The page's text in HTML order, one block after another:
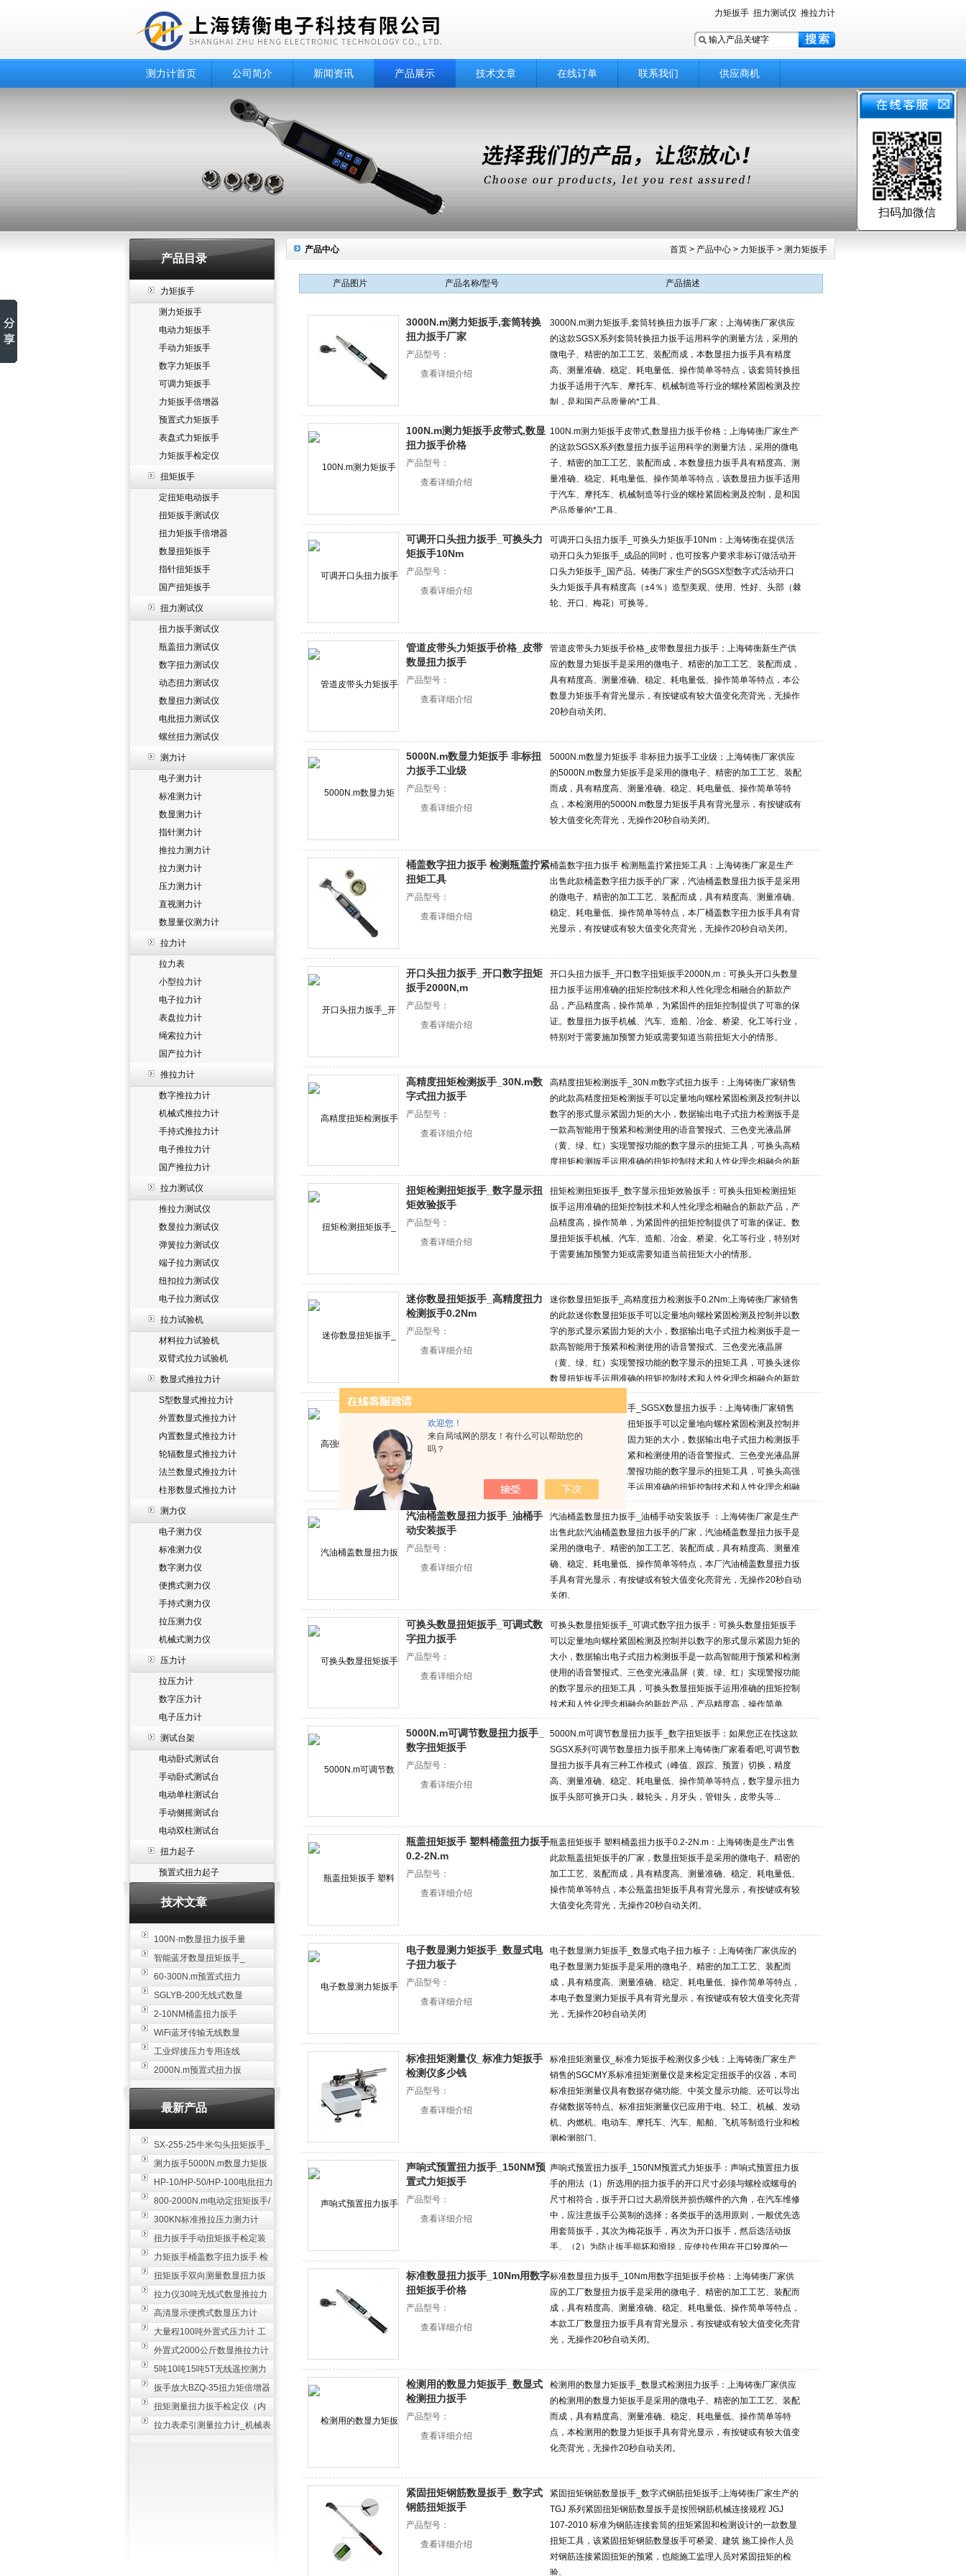
欢迎您！
来自局域网的朋友！有什么可以帮助您的
吗？
力矩扳手 扭力测试仪 推拉力计
测力计首页 公司简介 新闻资讯 产品展示 技术文章 在线订单 联系我们 供应商机
产品目录
力矩扳手
测力矩扳手
电动力矩扳手
手动力矩扳手
数字力矩扳手
可调力矩扳手
力矩扳手倍增器
预置式力矩扳手
表盘式力矩扳手
力矩扳手检定仪
扭矩扳手
定扭矩电动扳手
扭矩扳手测试仪
扭力矩扳手倍增器
数显扭矩扳手
指针扭矩扳手
国产扭矩扳手
扭力测试仪
扭力扳手测试仪
瓶盖扭力测试仪
数字扭力测试仪
动态扭力测试仪
数显扭力测试仪
电批扭力测试仪
螺丝扭力测试仪
测力计
电子测力计
标准测力计
数显测力计
指针测力计
推拉力测力计
拉力测力计
压力测力计
直视测力计
数显量仪测力计
拉力计
拉力表
小型拉力计
电子拉力计
表盘拉力计
绳索拉力计
国产拉力计
推拉力计
数字推拉力计
机械式推拉力计
手持式推拉力计
电子推拉力计
国产推拉力计
拉力测试仪
推拉力测试仪
数显拉力测试仪
弹簧拉力测试仪
端子拉力测试仪
纽扣拉力测试仪
电子拉力测试仪
拉力试验机
材料拉力试验机
双臂式拉力试验机
数显式推拉力计
S型数显式推拉力计
外置数显式推拉力计
内置数显式推拉力计
轮辐数显式推拉力计
法兰数显式推拉力计
柱形数显式推拉力计
测力仪
电子测力仪
标准测力仪
数字测力仪
便携式测力仪
手持式测力仪
拉压测力仪
机械式测力仪
压力计
拉压力计
数字压力计
电子压力计
测试台架
电动卧式测试台
手动卧式测试台
电动单柱测试台
手动侧摇测试台
电动双柱测试台
扭力起子
预置式扭力起子
技术文章
100N·m数显扭力扳手量
程 高精度可调数字扭矩
工具 测力扳手厂家
智能蓝牙数显扭矩扳手_
模拟量/蓝牙传输/WIFI输
出/无线扭力扳手厂家
60-300N.m预置式扭力
扳手 SGTG-300预制扭
矩扳手高精度厂家
SGLYB-200无线式数显
扭矩扳手 40-200N.m可
连手机电脑蓝牙扭力扳
手厂家
2-10NM桶盖扭力扳手
油桶盖数显扭矩工具 手
动电子力矩扳手厂家
WiFi蓝牙传输无线数显
扭力扳手 100N.m远距无
线传输数显扭矩紧固扳
手厂家
工业焊接压力专用连线
式推拉力计 200N.m焊点
压力微型传感器测力仪
厂家
2000N.m预置式扭力扳
手 可调扭矩定值扭矩扳
手 安装专用力矩扳手厂
最新产品
SX-255-25牛米勾头扭矩扳手_
螺栓紧固扭力扳手
测力扳手5000N.m数显力矩扳
手 非标扭力扳手工业级
HP-10/HP-50/HP-100电批扭力
测试仪,测量仪
800-2000N.m电动定扭矩扳手/
扭矩电动扳手
300KN标准推拉压力测力计
_0.3级数显压力仪
扭力扳手手动扭矩扳手检定装
置 50-100N扳手测量仪器
力矩扳手桶盖数字扭力扳手 检
测瓶盖拧紧扭矩工具
扭矩扳手双向测量数显扭力扳
手 2000N,m力矩扳手价格
拉力仪30吨无线式数显推拉力
计 数字显示测力计80T
高清显示便携式数显压力计
300N500n_手持电子测力计
大量程100吨外置式压力计 工
业用数显测力计价格
外置式2000公斤数显推拉力计
_数字拉力压力测试仪
5吨10吨15吨5T无线遥控测力
计_带遥控电子拉力计数显式
扳手放大BZQ-35扭力矩倍增器
_3500牛米扭力倍力器仪
扭矩测量扭力扳手检定仪（内
置打印） 扭矩检验仪器
拉力表牵引测量拉力计_机械表
首页 > 产品中心 > 力矩扳手 > 测力矩扳手
产品中心
产品图片 产品名称/型号 产品描述
3000N.m测力矩扳手,套筒转换
扭力扳手厂家
产品型号：
查看详细介绍
3000N.m测力矩扳手,套筒转换扭力扳手厂家；上海铸衡厂家供应
的这款SGSX系列套筒转换扭力扳手运用科学的测量方法，采用的
微电子、精密的加工工艺、装配而成，本数显扭力扳手具有精度
高、测量准确、稳定、耗电量低、操作简单等特点，该套筒转换扭
力扳手适用于汽车、摩托车、机械制造等行业的螺栓紧固检测及控
制，是和国产品质量的*工具。
100N.m测力矩扳手皮带式,数显
扭力扳手价格
产品型号：
查看详细介绍
100N.m测力矩扳手皮带式,数显扭力扳手价格；上海铸衡厂家生产
的这款SGSX系列数显扭力扳手运用科学的测量方法，采用的微电
子、精密的加工工艺、装配而成，本数显扭力扳手具有精度高、测
量准确、稳定、耗电量低、操作简单等特点，该数显扭力扳手适用
于汽车、摩托车、机械制造等行业的螺栓紧固检测及控制，是和国
产品质量的*工具。
可调开口头扭力扳手_可换头力
矩扳手10Nm
产品型号：
查看详细介绍
可调开口头扭力扳手_可换头力矩扳手10Nm：上海铸衡在提供活
动开口头力矩扳手_成品的同时，也可按客户要求非标订做活动开
口头力矩扳手_国产品。铸衡厂家生产的SGSX型数字式活动开口
头力矩扳手具有精度高（±4％）造型美观、使用、性好、头部（棘
轮、开口、梅花）可换等。
管道皮带头力矩扳手价格_皮带
数显扭力扳手
产品型号：
查看详细介绍
管道皮带头力矩扳手价格_皮带数显扭力扳手；上海铸衡新生产供
应的数显力矩扳手是采用的微电子、精密的加工工艺、装配而成，
具有精度高、测量准确、稳定、耗电量低、操作简单等特点，本公
数显力矩扳手有背光显示，有按键或有较大值变化亮背光，无操作
20秒自动关闭。
5000N.m数显力矩扳手 非标扭
力扳手工业级
产品型号：
查看详细介绍
5000N.m数显力矩扳手 非标扭力扳手工业级；上海铸衡厂家供应
的5000N.m数显力矩扳手是采用的微电子、精密的加工工艺、装配
而成，具有精度高、测量准确、稳定、耗电量低、操作简单等特
点，本检测用的5000N.m数显力矩扳手具有背光显示，有按键或有
较大值变化亮背光，无操作20秒自动关闭。
桶盖数字扭力扳手 检测瓶盖拧紧
扭矩工具
产品型号：
查看详细介绍
桶盖数字扭力扳手 检测瓶盖拧紧扭矩工具：上海铸衡厂家是生产
出售此款桶盖数字扭力扳手的厂家，汽油桶盖数显扭力扳手是采用
的微电子、精密的加工工艺、装配而成，具有精度高、测量准确、
稳定、耗电量低、操作简单等特点，本厂桶盖数字扭力扳手具有背
光显示，有按键或有较大值变化亮背光，无操作20秒自动关闭。
开口头扭力扳手_开口数字扭矩
扳手2000N,m
产品型号：
查看详细介绍
开口头扭力扳手_开口数字扭矩扳手2000N,m：可换头开口头数显
扭力扳手运用准确的扭矩控制技术和人性化理念相融合的新款产
品，产品精度高，操作简单，为紧固件的扭矩控制提供了可靠的保
证。数显扭力扳手机械、汽车、造船、冶金、桥梁、化工等行业，
特别对于需要施加预警力矩或需要知道当前扭矩大小的情形。
高精度扭矩检测扳手_30N.m数
字式扭力扳手
产品型号：
查看详细介绍
高精度扭矩检测扳手_30N.m数字式扭力扳手：上海铸衡厂家销售
的此款高精度扭矩检测扳手可以定量地向螺栓紧固检测及控制并以
数字的形式显示紧固力矩的大小，数据输出电子式扭力检测扳手是
一款高智能用于预紧和检测使用的语音警报式、三色变光液晶屏
（黄、绿、红）实现警报功能的数字显示的扭矩工具，可换头高精
度扭矩检测扳手运用准确的扭矩控制技术和人性化理念相融合的新
款产品
扭矩检测扭矩扳手_数字显示扭
矩效验扳手
产品型号：
查看详细介绍
扭矩检测扭矩扳手_数字显示扭矩效验扳手：可换头扭矩检测扭矩
扳手运用准确的扭矩控制技术和人性化理念相融合的新款产品，产
品精度高，操作简单，为紧固件的扭矩控制提供了可靠的保证。数
显扭矩扳手机械、汽车、造船、冶金、桥梁、化工等行业，特别对
于需要施加预警力矩或需要知道当前扭矩大小的情形。
迷你数显扭矩扳手_高精度扭力
检测扳手0.2Nm
产品型号：
查看详细介绍
迷你数显扭矩扳手_高精度扭力检测扳手0.2Nm:上海铸衡厂家销售
的此款迷你数显扭矩扳手可以定量地向螺栓紧固检测及控制并以数
字的形式显示紧固力矩的大小，数据输出电子式扭力检测扳手是一
款高智能用于预紧和检测使用的语音警报式、三色变光液晶屏
（黄、绿、红）实现警报功能的数字显示的扭矩工具，可换头迷你
数显扭矩扳手运用准确的扭矩控制技术和人性化理念相融合的新款
高强螺丝检测扭矩扳手_SGSX数
显扭力扳手
产品型号：
高强螺丝检测扭矩扳手_SGSX数显扭力扳手：上海铸衡厂家销售
的此款高强螺丝检测扭矩扳手可以定量地向螺栓紧固检测及控制并
以数字的形式显示紧固力矩的大小，数据输出电子式扭力检测扳手
是一款高智能用于预紧和检测使用的语音警报式、三色变光液晶屏
（黄、绿、红）实现警报功能的数字显示的扭矩工具，可换头高强
螺丝检测数显扭矩扳手运用准确的扭矩控制技术和人性化理念相融
汽油桶盖数显扭力扳手_油桶手
动安装扳手
产品型号：
查看详细介绍
汽油桶盖数显扭力扳手_油桶手动安装扳手 ：上海铸衡厂家是生产
出售此款汽油桶盖数显扭力扳手的厂家，汽油桶盖数显扭力扳手是
采用的微电子、精密的加工工艺、装配而成，具有精度高、测量准
确、稳定、耗电量低、操作简单等特点，本厂汽油桶盖数显扭力扳
手具有背光显示，有按键或有较大值变化亮背光，无操作20秒自动
关闭。
可换头数显扭矩扳手_可调式数
字扭力扳手
产品型号：
查看详细介绍
可换头数显扭矩扳手_可调式数字扭力扳手：可换头数显扭矩扳手
可以定量地向螺栓紧固检测及控制并以数字的形式显示紧固力矩的
大小，数据输出电子式扭力检测扳手是一款高智能用于预紧和检测
使用的语音警报式、三色变光液晶屏（黄、绿、红）实现警报功能
的数字显示的扭矩工具，可换头数显扭矩扳手运用准确的扭矩控制
技术和人性化理念相融合的新款产品，产品精度高，操作简单
5000N.m可调节数显扭力扳手_
数字扭矩扳手
产品型号：
查看详细介绍
5000N.m可调节数显扭力扳手_数字扭矩扳手：如果您正在找这款
SGSX系列可调节数显扭力扳手那来上海铸衡厂家看看吧,可调节数
显扭力扳手具有三种工作模式（峰值、跟踪、预置）切换，精度
高、测量准确、稳定、耗电量低、操作简单等特点，数字显示扭力
扳手头部可换开口头，棘轮头，月牙头，管钳头，皮带头等...
瓶盖扭矩扳手 塑料桶盖扭力扳手
0.2-2N.m
产品型号：
查看详细介绍
瓶盖扭矩扳手 塑料桶盖扭力扳手0.2-2N.m：上海铸衡是生产出售
此款瓶盖扭矩扳手的厂家，数显扭矩扳手是采用的微电子、精密的
加工工艺、装配而成，具有精度高、测量准确、稳定、耗电量低、
操作简单等特点，本公瓶盖扭矩扳手具有背光显示，有按键或有较
大值变化亮背光，无操作20秒自动关闭。
电子数显测力矩扳手_数显式电
子扭力板子
产品型号：
查看详细介绍
电子数显测力矩扳手_数显式电子扭力板子：上海铸衡厂家供应的
电子数显测力矩扳手是采用的微电子、精密的加工工艺、装配而
成，具有精度高、测量准确、稳定、耗电量低、操作简单等特点，
本电子数显测力矩扳手​具有背光显示，有按键或有较大值变化亮背
光，无操作20秒自动关闭
标准扭矩测量仪_标准力矩扳手
检测仪多少钱
产品型号：
查看详细介绍
标准扭矩测量仪_标准力矩扳手检测仪多少钱：上海铸衡厂家生产
销售的SGCMY系标准扭矩测量仪是来检定定扭扳手的仪器，本司
标准扭矩测量仪具有数据存储功能、中英文显示功能、还可以导出
存储数据等特点。标准扭矩测量仪已应用于电、轻工、机械、发动
机、内燃机、电动车、摩托车、汽车、船舶、飞机等制造行业和检
测检测部门。
声响式预置扭力扳手_150NM预
置式力矩扳手
产品型号：
查看详细介绍
声响式预置扭力扳手_150NM预置式力矩扳手：声响式预置扭力扳
手的用法（1）所选用的扭力扳手的开口尺寸必须与螺栓或螺母的
尺寸相符合，扳手开口过大易滑脱并损伤螺件的六角，在汽车维修
中，应注意扳手公英制的选择；各类扳手的选用原则，一般优先选
用套筒扳手，其次为梅花扳手，再次为开口扳手，然后选活动扳
手。（2）为防止扳手损坏和滑脱，应使拉作用在开口较厚的一
边，这一点对受较大的活动扳手尤其应该注意，
标准数显扭力扳手_10Nm用数字
扭矩扳手价格
产品型号：
查看详细介绍
标准数显扭力扳手_10Nm用数字扭矩扳手价格：上海铸衡厂家供
应的工厂数显扭力扳手是采用的微电子、精密的加工工艺、装配而
成，具有精度高、测量准确、稳定、耗电量低、操作简单等特点，
本款工厂数显扭力扳手​具有背光显示，有按键或有较大值变化亮背
光，无操作20秒自动关闭。
检测用的数显力矩扳手_数显式
检测扭力扳手
产品型号：
查看详细介绍
检测用的数显力矩扳手_数显式检测扭力扳手：上海铸衡厂家供应
的检测用的数显力矩扳手是采用的微电子、精密的加工工艺、装配
而成，具有精度高、测量准确、稳定、耗电量低、操作简单等特
点，本检测用的数显力矩扳手具有背光显示，有按键或有较大值变
化亮背光，无操作20秒自动关闭。
紧固扭矩钢筋数显扳手_数字式
钢筋扭矩扳手
产品型号：
查看详细介绍
紧固扭矩钢筋数显扳手_数字式钢筋扭矩扳手;上海铸衡厂家生产的
TGJ 系列紧固扭矩钢筋数显扳手是按照钢筋机械连接规程 JGJ
107-2010 标准为钢筋连接套筒的扭矩紧固和检测设计的一款数显
扭矩工具，该紧固扭矩钢筋数显扳手​可桥梁、建筑 施工操作人员
对钢筋连接紧固扭矩的预紧，也能施工监理人员对紧固扭矩的检
验。
扫码加微信